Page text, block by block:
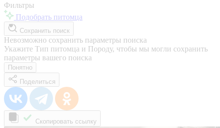
Фильтры
Подобрать питомца
Сохранить поиск
Невозможно сохранить параметры поиска
Укажите Тип питомца и Породу, чтобы мы могли сохранить
параметры вашего поиска
Понятно
Поделиться
Скопировать ссылку